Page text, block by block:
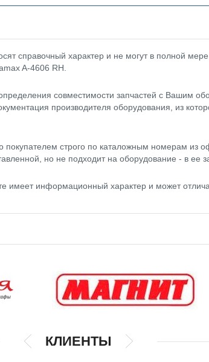
справочный характер и не могут в полной
A-4606 RH.
совместимости запчастей с Вашим
производителя оборудования, из
строго по каталожным номерам из
но не подходит на оборудование - в ее
имеет информационный характер и может
КЛИЕНТЫ